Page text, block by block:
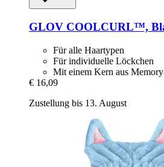
GLOV COOLCURL™,
Für alle Haartypen
Für individuelle Löckchen
Mit einem Kern aus
€ 16,09
Zustellung bis 13. August